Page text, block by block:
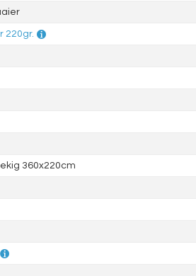
220gr.
360x220cm